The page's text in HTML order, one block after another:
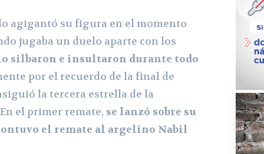
agigantó su figura en el momento
jugaba un duelo aparte con los
silbaron e insultaron durante todo
por el recuerdo de la final de
la tercera estrella de la
el primer remate, se lanzó sobre su
el remate al argelino Nabil